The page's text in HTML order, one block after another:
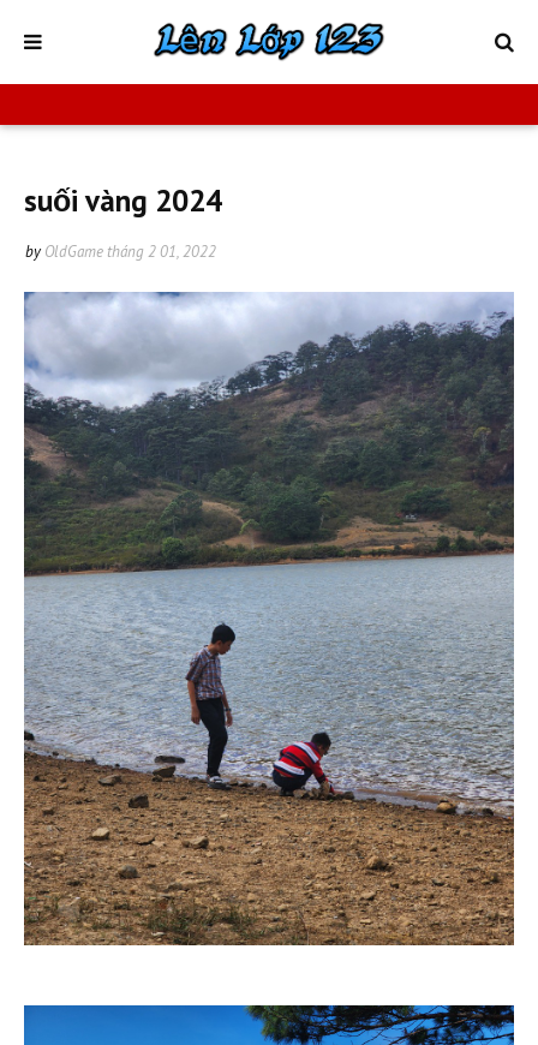
suối vàng 2024
by OldGame tháng 2 01, 2022